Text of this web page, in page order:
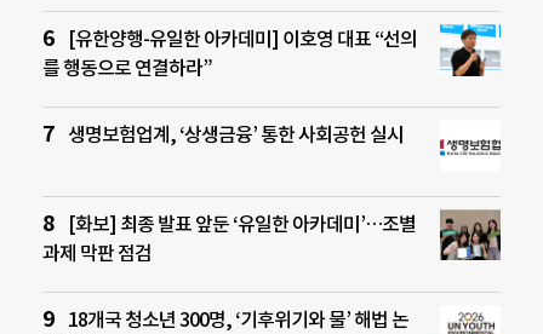
[유한양행-유일한 아카데미] 이호영 대표 “선의
를 행동으로 연결하라”
생명보험업계, ‘상생금융’ 통한 사회공헌 실시
[화보] 최종 발표 앞둔 ‘유일한 아카데미’…조별
과제 막판 점검
18개국 청소년 300명, ‘기후위기와 물’ 해법 논